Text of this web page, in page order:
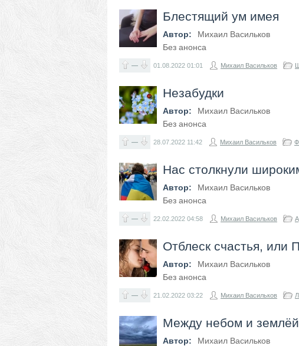
Блестящий ум имея
Автор:
Михаил Васильков
Без анонса
— 01.08.2022 01:01 Михаил Васильков
Незабудки
Автор:
Михаил Васильков
Без анонса
— 28.07.2022 11:42 Михаил Васильков
Нас столкнули
Автор:
Михаил Васильков
Без анонса
— 22.02.2022 04:58 Михаил Васильков
Отблеск счастья, или
Автор:
Михаил Васильков
Без анонса
— 21.02.2022 03:22 Михаил Васильков
Между небом и землёй
Автор:
Михаил Васильков